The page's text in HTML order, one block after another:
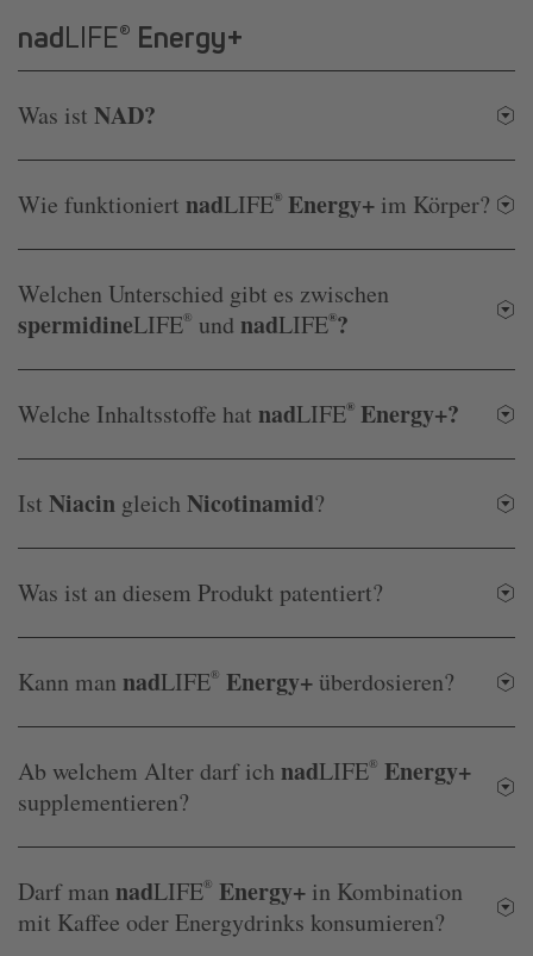
nadLIFE® Energy+
Was ist NAD?
Wie funktioniert nadLIFE® Energy+ im Körper?
Welchen Unterschied gibt es zwischen
spermidineLIFE® und nadLIFE®?
Welche Inhaltsstoffe hat nadLIFE® Energy+?
Ist Niacin gleich Nicotinamid?
Was ist an diesem Produkt patentiert?
Kann man nadLIFE® Energy+überdosieren?
Ab welchem Alter darf ich nadLIFE® Energy+
supplementieren?
Darf man nadLIFE® Energy+ in Kombination
mit Kaffee oder Energydrinks konsumieren?